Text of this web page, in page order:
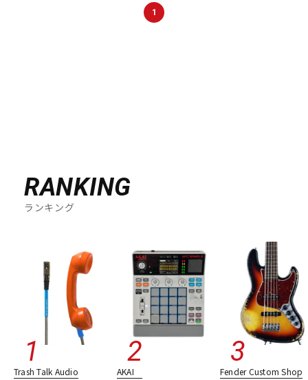
1
RANKING
ランキング
Trash Talk Audio AKAI Fender Custom Shop